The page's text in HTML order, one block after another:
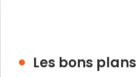
Les bons